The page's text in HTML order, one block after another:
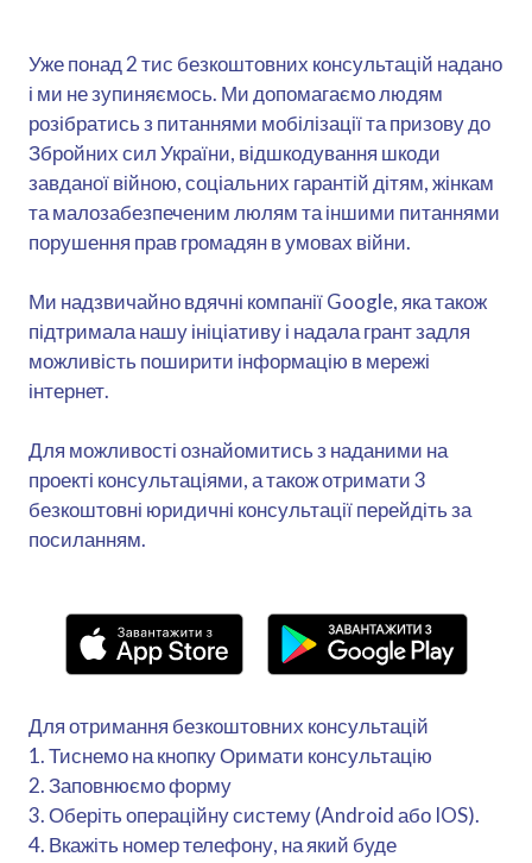
Уже понад 2 тис безкоштовних консультацій надано
і ми не зупиняємось. Ми допомагаємо людям
розібратись з питаннями мобілізації та призову до
Збройних сил України, відшкодування шкоди
завданої війною, соціальних гарантій дітям, жінкам
та малозабезпеченим люлям та іншими питаннями
порушення прав громадян в умовах війни.
Ми надзвичайно вдячні компанії Google, яка також
підтримала нашу ініціативу і надала грант задля
можливість поширити інформацію в мережі
інтернет.
Для можливості ознайомитись з наданими на
проекті консультаціями, а також отримати 3
безкоштовні юридичні консультації перейдіть за
посиланням.
Для отримання безкоштовних консультацій
1. Тиснемо на кнопку Оримати консультацію
2. Заповнюємо форму
3. Оберіть операційну систему (Android або IOS).
4. Вкажіть номер телефону, на який буде